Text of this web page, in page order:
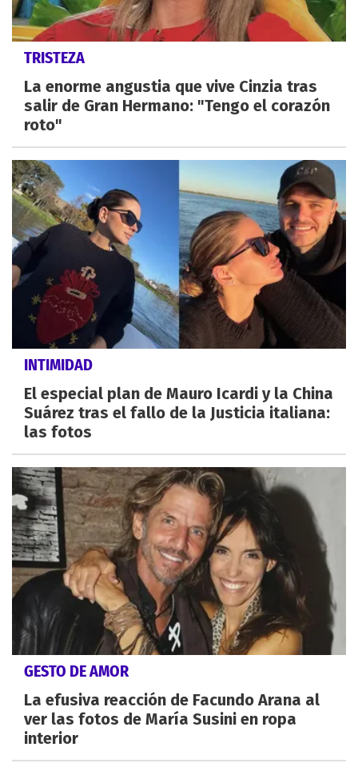
TRISTEZA
La enorme angustia que vive Cinzia tras
salir de Gran Hermano: "Tengo el corazón
roto"
INTIMIDAD
El especial plan de Mauro Icardi y la China
Suárez tras el fallo de la Justicia italiana:
las fotos
GESTO DE AMOR
La efusiva reacción de Facundo Arana al
ver las fotos de María Susini en ropa
interior